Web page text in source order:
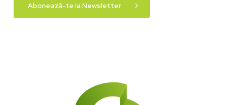
Abonează-te la Newsletter